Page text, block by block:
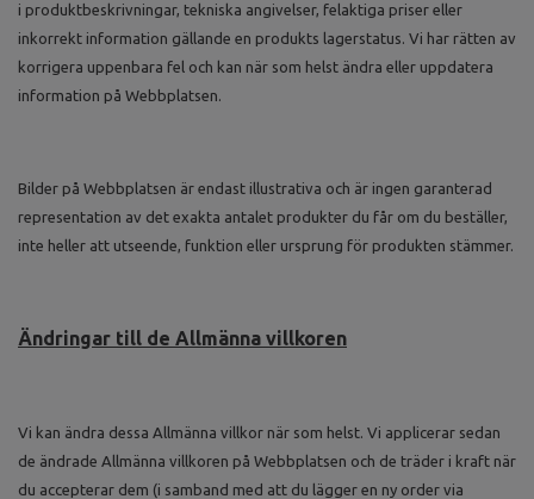
i produktbeskrivningar, tekniska angivelser, felaktiga priser eller
inkorrekt information gällande en produkts lagerstatus. Vi har rätten av
korrigera uppenbara fel och kan när som helst ändra eller uppdatera
information på Webbplatsen.
Bilder på Webbplatsen är endast illustrativa och är ingen garanterad
representation av det exakta antalet produkter du får om du beställer,
inte heller att utseende, funktion eller ursprung för produkten stämmer.
Ändringar till de Allmänna villkoren
Vi kan ändra dessa Allmänna villkor när som helst. Vi applicerar sedan
de ändrade Allmänna villkoren på Webbplatsen och de träder i kraft när
du accepterar dem (i samband med att du lägger en ny order via